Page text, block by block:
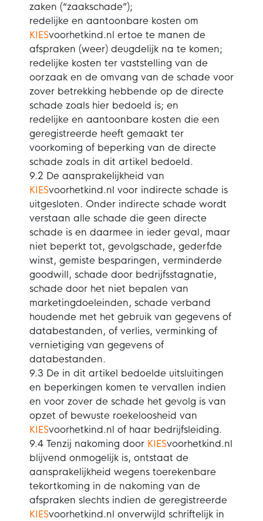
zaken (“zaakschade”);
redelijke en aantoonbare kosten om
KIESvoorhetkind.nl ertoe te manen de
afspraken (weer) deugdelijk na te komen;
redelijke kosten ter vaststelling van de
oorzaak en de omvang van de schade voor
zover betrekking hebbende op de directe
schade zoals hier bedoeld is; en
redelijke en aantoonbare kosten die een
geregistreerde heeft gemaakt ter
voorkoming of beperking van de directe
schade zoals in dit artikel bedoeld.
9.2 De aansprakelijkheid van
KIESvoorhetkind.nl voor indirecte schade is
uitgesloten. Onder indirecte schade wordt
verstaan alle schade die geen directe
schade is en daarmee in ieder geval, maar
niet beperkt tot, gevolgschade, gederfde
winst, gemiste besparingen, verminderde
goodwill, schade door bedrijfsstagnatie,
schade door het niet bepalen van
marketingdoeleinden, schade verband
houdende met het gebruik van gegevens of
databestanden, of verlies, verminking of
vernietiging van gegevens of
databestanden.
9.3 De in dit artikel bedoelde uitsluitingen
en beperkingen komen te vervallen indien
en voor zover de schade het gevolg is van
opzet of bewuste roekeloosheid van
KIESvoorhetkind.nl of haar bedrijfsleiding.
9.4 Tenzij nakoming door KIESvoorhetkind.nl
blijvend onmogelijk is, ontstaat de
aansprakelijkheid wegens toerekenbare
tekortkoming in de nakoming van de
afspraken slechts indien de geregistreerde
KIESvoorhetkind.nl onverwijld schriftelijk in